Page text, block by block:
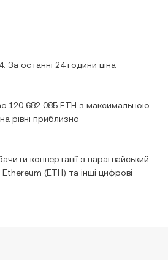
. За останні 24 години ціна
120 682 085 ETH з максимальною
рівні приблизно
конвертації з парагвайський
Ethereum (ETH) та інші цифрові